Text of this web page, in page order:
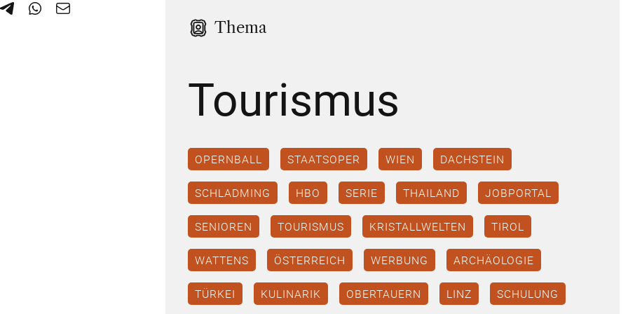
Thema
Tourismus
OPERNBALL STAATSOPER WIEN DACHSTEIN
SCHLADMING HBO SERIE THAILAND JOBPORTAL
SENIOREN TOURISMUS KRISTALLWELTEN TIROL
WATTENS ÖSTERREICH WERBUNG ARCHÄOLOGIE
TÜRKEI KULINARIK OBERTAUERN LINZ SCHULUNG